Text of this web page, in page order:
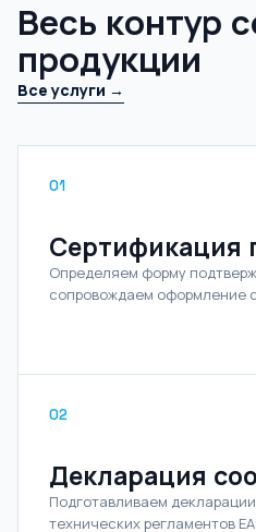
Весь контур
продукции
Все услуги →
01
Сертификация
Определяем форму
сопровождаем оформление
02
Декларация
Подготавливаем
технических регламентов